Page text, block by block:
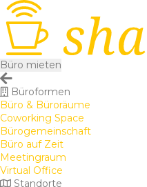
Büro mieten
Büroformen
Büro & Büroräume
Coworking Space
Bürogemeinschaft
Büro auf Zeit
Meetingraum
Virtual Office
Standorte